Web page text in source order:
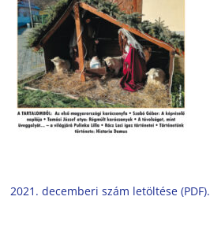
2021. decemberi szám letöltése (PDF).